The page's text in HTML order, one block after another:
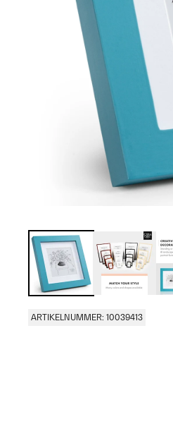
ARTIKELNUMMER: 10039413